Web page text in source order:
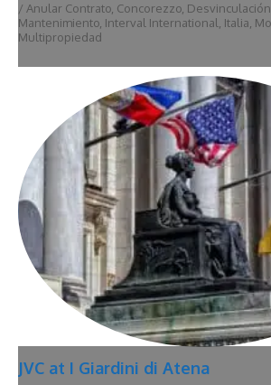
/ Anular Contrato, Concorezzo, Desvinculación
Mantenimiento, Interval International, Italia,
Multipropiedad
JVC at I Giardini di Atena